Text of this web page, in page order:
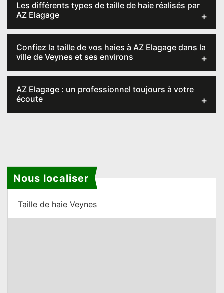
Les différents types de taille de haie réalisés par
AZ Elagage
Confiez la taille de vos haies à AZ Elagage dans la
ville de Veynes et ses environs
AZ Elagage : un professionnel toujours à votre
écoute
Nous localiser
Taille de haie Veynes